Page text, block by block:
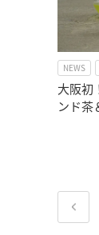
NEWS
大阪初
ンド茶